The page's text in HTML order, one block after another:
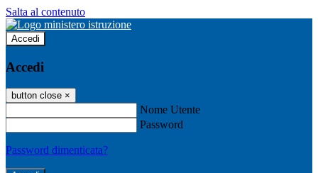
Salta al contenuto
Accedi
Accedi
button close ×
Nome Utente
Password
Password dimenticata?